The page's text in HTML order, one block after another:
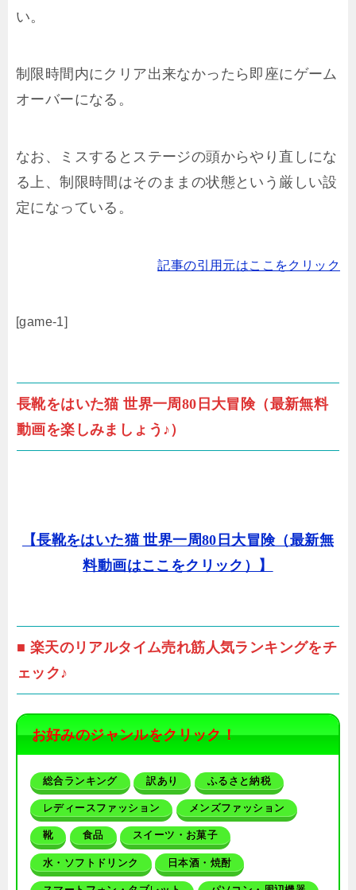
い。
制限時間内にクリア出来なかったら即座にゲーム
オーバーになる。
なお、ミスするとステージの頭からやり直しにな
る上、制限時間はそのままの状態という厳しい設
定になっている。
記事の引用元はここをクリック
[game-1]
長靴をはいた猫 世界一周80日大冒険（最新無料
動画を楽しみましょう♪）
【長靴をはいた猫 世界一周80日大冒険（最新無
料動画はここをクリック）】
■ 楽天のリアルタイム売れ筋人気ランキングをチ
ェック♪
お好みのジャンルをクリック！
総合ランキング 訳あり ふるさと納税
レディースファッション メンズファッション
靴 食品 スイーツ・お菓子
水・ソフトドリンク 日本酒・焼酎